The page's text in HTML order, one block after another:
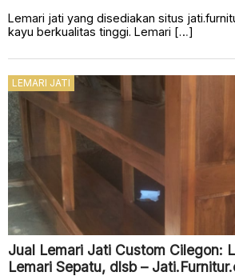
Lemari jati yang disediakan situs
kayu berkualitas tinggi. Lemari […]
LEMARI JATI
Jual Lemari Jati Custom Cilegon:
Lemari Sepatu, dlsb –